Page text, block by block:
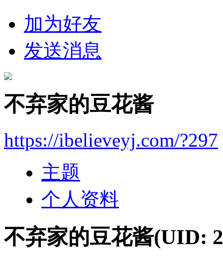
加为好友
发送消息
不弃家的豆花酱
https://ibelieveyj.com/?297
主题
个人资料
不弃家的豆花酱(UID: